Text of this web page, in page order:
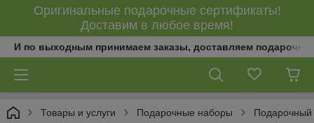
Оригинальные подарочные сертификаты!
Доставим в любое время!
И по выходным принимаем заказы, доставляем
Товары и услуги Подарочные наборы Подарочный